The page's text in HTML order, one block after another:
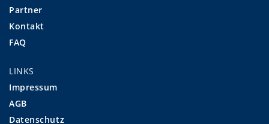
Partner
Kontakt
FAQ
LINKS
Impressum
AGB
Datenschutz